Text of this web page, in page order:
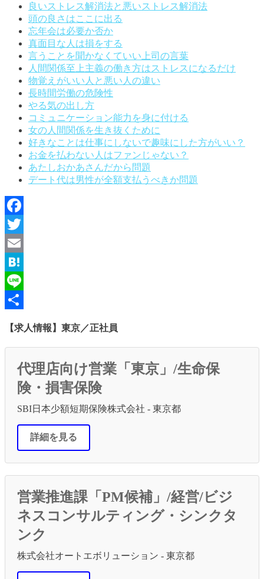
良いストレス解消法と悪いストレス解消法
頭の良さはここに出る
忘年会は必要か否か
真面目な人は損をする
言うことを聞かなくていい上司の言葉
人間関係至上主義の働き方はストレスになるだけ
物覚えがいい人と悪い人の違い
長時間労働の危険性
やる気の出し方
コミュニケーション能力を身に付ける
女の人間関係を生き抜くために
好きなことは仕事にしないで趣味にした方がいい？
お金を払わない人はファンじゃない？
あたしおかあさんだから問題
デート代は男性が全額支払うべきか問題
Facebook
Twitter
Email
Hatena
Line
【求人情報】東京／正社員
代理店向け営業「東京」/生命保
険・損害保険
SBI日本少額短期保険株式会社 - 東京都
詳細を見る
営業推進課「PM候補」/経営/ビジ
ネスコンサルティング・シンクタ
ンク
株式会社オートエボリューション - 東京都